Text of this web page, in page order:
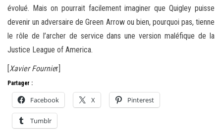
évolué. Mais on pourrait facilement imaginer que Quigley puisse
devenir un adversaire de Green Arrow ou bien, pourquoi pas, tienne
le rôle de l’archer de service dans une version maléfique de la
Justice League of America.
[Xavier Fournier]
Partager :
Facebook X Pinterest
Tumblr